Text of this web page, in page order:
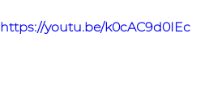
https://youtu.be/k0cAC9d0IEc